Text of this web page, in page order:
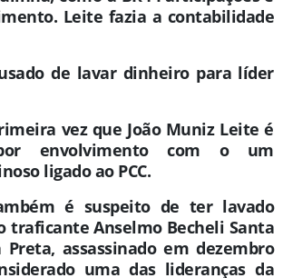
Leite fazia a contabilidade
de lavar dinheiro para líder
vez que João Muniz Leite é
envolvimento com o um
ligado ao PCC.
é suspeito de ter lavado
traficante Anselmo Becheli Santa
Preta, assassinado em dezembro
uma das lideranças da